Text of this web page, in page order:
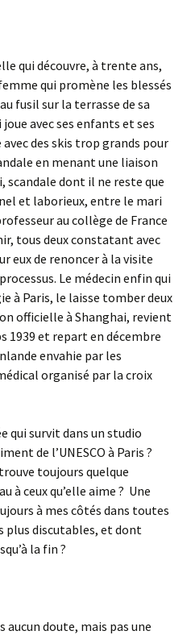
qui découvre, à trente ans,
qui promène les blessés
fusil sur la terrasse de sa
avec ses enfants et ses
des skis trop grands pour
en menant une liaison
scandale dont il ne reste que
et laborieux, entre le mari
au collège de France
tous deux constatant avec
eux de renoncer à la visite
Le médecin enfin qui
à Paris, le laisse tomber deux
officielle à Shanghai, revient
1939 et repart en décembre
envahie par les
organisé par la croix
qui survit dans un studio
de l’UNESCO à Paris ?
toujours quelque
à ceux qu’elle aime ? Une
à mes côtés dans toutes
plus discutables, et dont
la fin ?
aucun doute, mais pas une